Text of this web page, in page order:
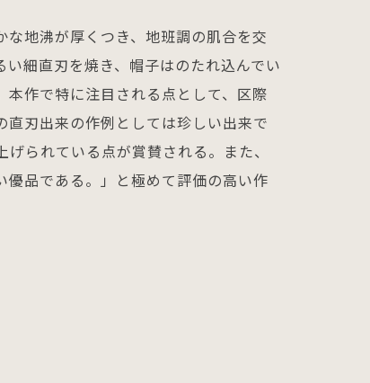
地沸が厚くつき、地班調の肌合を交
細直刃を焼き、帽子はのたれ込んでい
作で特に注目される点として、区際
刃出来の作例としては珍しい出来で
られている点が賞賛される。また、
品である。」と極めて評価の高い作